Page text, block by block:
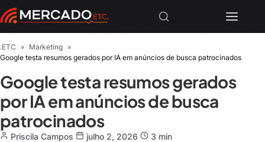
.ETC » Marketing »
Google testa resumos gerados por IA em anúncios de busca patrocinados
Google testa resumos gerados
por IA em anúncios de busca
patrocinados
Priscila Campos julho 2, 2026 3 min